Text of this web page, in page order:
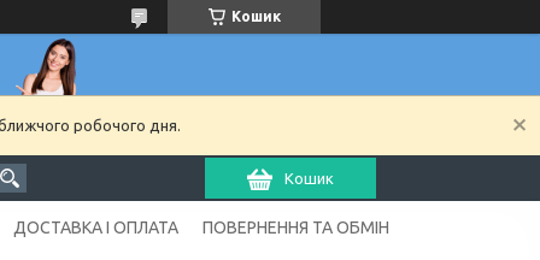
Кошик
робочого дня.
Кошик
ДОСТАВКА І ОПЛАТА ПОВЕРНЕННЯ ТА ОБМІН